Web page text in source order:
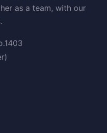
as a team, with our